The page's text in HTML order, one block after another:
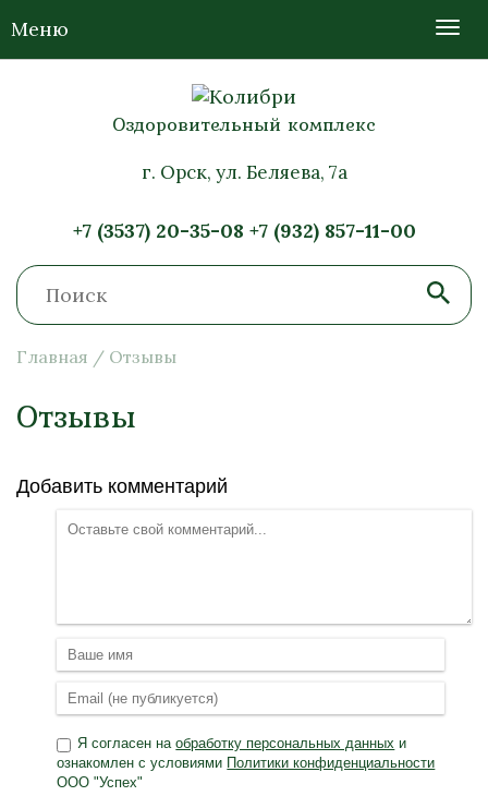
Оздоровительный комплекс
г. Орск, ул. Беляева, 7а
+7 (3537) 20-35-08 +7 (932) 857-11-00
Меню
Главная / Отзывы
Отзывы
Добавить комментарий
Я согласен наобработку персональных данных и
ознакомлен с условиями Политики конфиденциальности
ООО "Успех"